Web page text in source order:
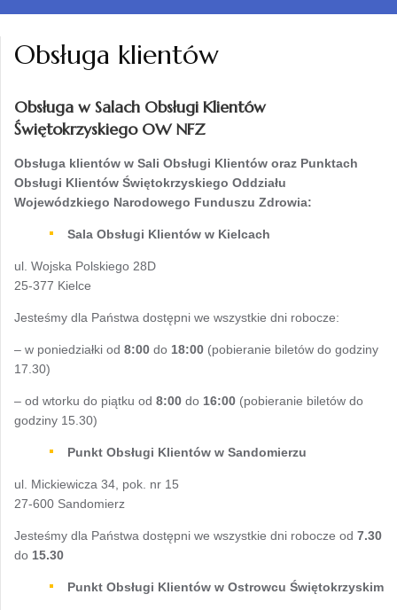
Obsługa klientów
Obsługa w Salach Obsługi Klientów
Świętokrzyskiego OW NFZ
Obsługa klientów w Sali Obsługi Klientów oraz Punktach
Obsługi Klientów Świętokrzyskiego Oddziału
Wojewódzkiego Narodowego Funduszu Zdrowia:
Sala Obsługi Klientów w Kielcach
ul. Wojska Polskiego 28D
25-377 Kielce
Jesteśmy dla Państwa dostępni we wszystkie dni robocze:
– w poniedziałki od 8:00 do 18:00 (pobieranie biletów do godziny
17.30)
– od wtorku do piątku od 8:00 do 16:00 (pobieranie biletów do
godziny 15.30)
Punkt Obsługi Klientów w Sandomierzu
ul. Mickiewicza 34, pok. nr 15
27-600 Sandomierz
Jesteśmy dla Państwa dostępni we wszystkie dni robocze od 7.30
do 15.30
Punkt Obsługi Klientów w Ostrowcu Świętokrzyskim